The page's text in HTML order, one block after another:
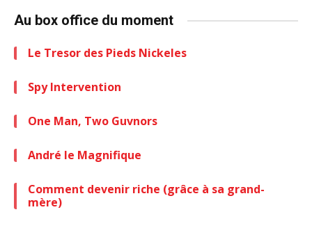
Au box office du moment
Le Tresor des Pieds Nickeles
Spy Intervention
One Man, Two Guvnors
André le Magnifique
Comment devenir riche (grâce à sa grand-
mère)